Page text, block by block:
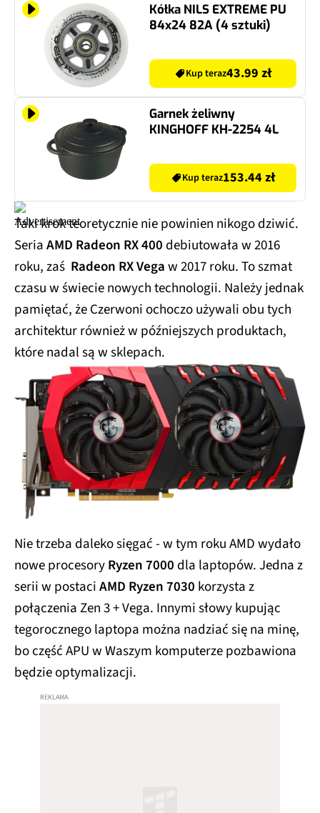
Kółka NILS EXTREME PU
84x24 82A (4 sztuki)
Kup teraz43.99 zł
Garnek żeliwny
KINGHOFF KH-2254 4L
Kup teraz153.44 zł
Taki krok teoretycznie nie powinien nikogo dziwić.
SeriaAMD Radeon RX 400 debiutowała w 2016
roku, zaś Radeon RX Vegaw 2017 roku. To szmat
czasu w świecie nowych technologii. Należy jednak
pamiętać, że Czerwoni ochoczo używali obu tych
architektur również w późniejszych produktach,
które nadal są w sklepach.
Nie trzeba daleko sięgać - w tym roku AMD wydało
nowe procesoryRyzen 7000 dla laptopów. Jedna z
serii w postaciAMD Ryzen 7030 korzysta z
połączenia Zen 3 + Vega. Innymi słowy kupując
tegorocznego laptopa można nadziać się na minę,
bo część APU w Waszym komputerze pozbawiona
będzie optymalizacji.